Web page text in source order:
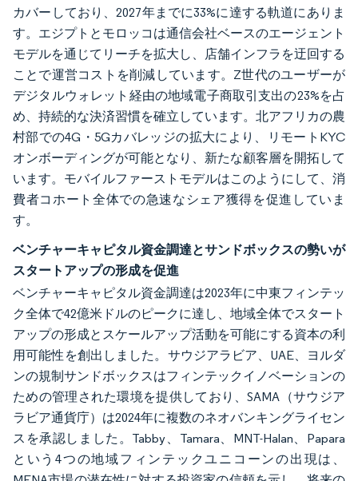
カバーしており、2027年までに33%に達する軌道にありま
す。エジプトとモロッコは通信会社ベースのエージェント
モデルを通じてリーチを拡大し、店舗インフラを迂回する
ことで運営コストを削減しています。Z世代のユーザーが
デジタルウォレット経由の地域電子商取引支出の23%を占
め、持続的な決済習慣を確立しています。北アフリカの農
村部での4G・5Gカバレッジの拡大により、リモートKYC
オンボーディングが可能となり、新たな顧客層を開拓して
います。モバイルファーストモデルはこのようにして、消
費者コホート全体での急速なシェア獲得を促進していま
す。
ベンチャーキャピタル資金調達とサンドボックスの勢いが
スタートアップの形成を促進
ベンチャーキャピタル資金調達は2023年に中東フィンテッ
ク全体で42億米ドルのピークに達し、地域全体でスタート
アップの形成とスケールアップ活動を可能にする資本の利
用可能性を創出しました。サウジアラビア、UAE、ヨルダ
ンの規制サンドボックスはフィンテックイノベーションの
ための管理された環境を提供しており、SAMA（サウジア
ラビア通貨庁）は2024年に複数のネオバンキングライセン
スを承認しました。Tabby、Tamara、MNT-Halan、Papara
という4つの地域フィンテックユニコーンの出現は、